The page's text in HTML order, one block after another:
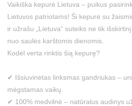
Vaikiška kepurė Lietuva – puikus
Lietuvos patriotams! Ši kepurė su
ir užrašu „Lietuva“ suteiks ne tik
nuo saulės karštomis dienomis.
Kodėl verta rinktis šią kepurę?
✔ Išsiuvinėtas linksmas gandriukas –
mėgstamas vaikų.
✔ 100% medvilnė – natūralus audinys